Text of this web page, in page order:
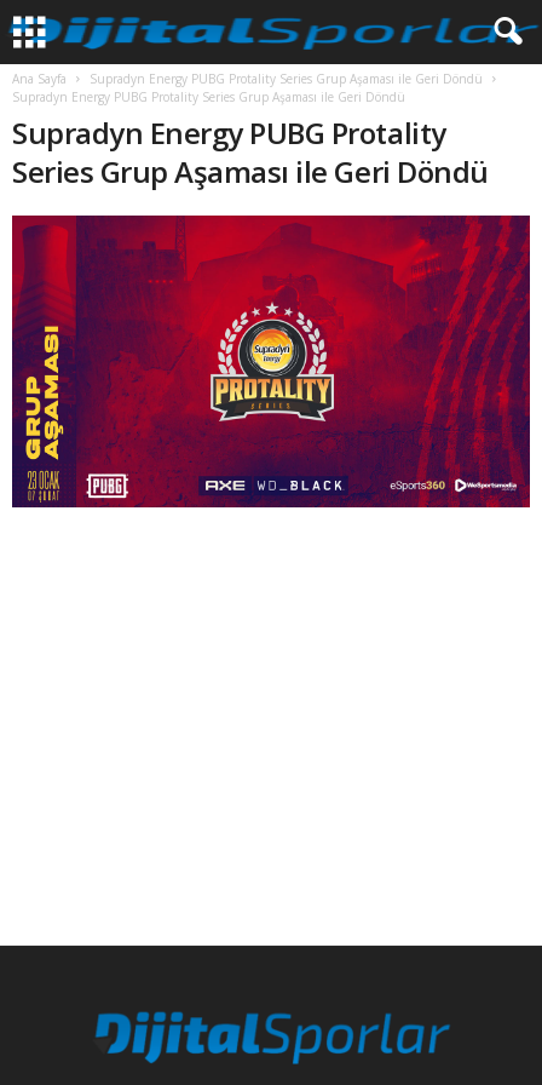
Ana Sayfa
Supradyn Energy PUBG Protality Series Grup Aşaması ile Geri Döndü
Supradyn Energy PUBG Protality Series Grup Aşaması ile Geri Döndü
Supradyn Energy PUBG Protality
Series Grup Aşaması ile Geri Döndü